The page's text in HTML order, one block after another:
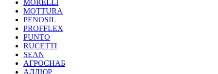
MORELLI
MOTTURA
PENOSIL
PROFFLEX
PUNTO
RUCETTI
SEAN
АГРОСНАБ
АЛЛЮР